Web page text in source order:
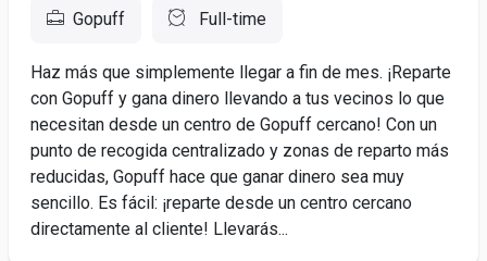
Gopuff Full-time
Haz más que simplemente llegar a fin de mes. ¡Reparte
con Gopuff y gana dinero llevando a tus vecinos lo que
necesitan desde un centro de Gopuff cercano! Con un
punto de recogida centralizado y zonas de reparto más
reducidas, Gopuff hace que ganar dinero sea muy
sencillo. Es fácil: ¡reparte desde un centro cercano
directamente al cliente! Llevarás...